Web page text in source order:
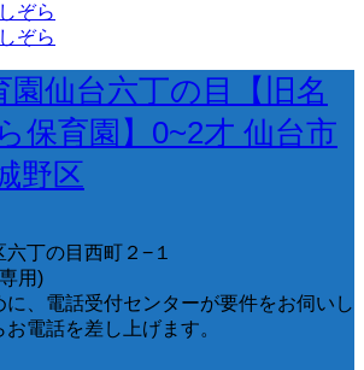
ぞら
ぞら
丁の目西町２−１
用)
に、電話受付センターが要件をお伺いし
電話を差し上げます。